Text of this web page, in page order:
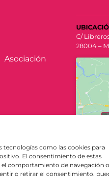
tecnologías como las cookies para
El consentimiento de estas
comportamiento de navegación o
o retirar el consentimiento,
C/
28004 –